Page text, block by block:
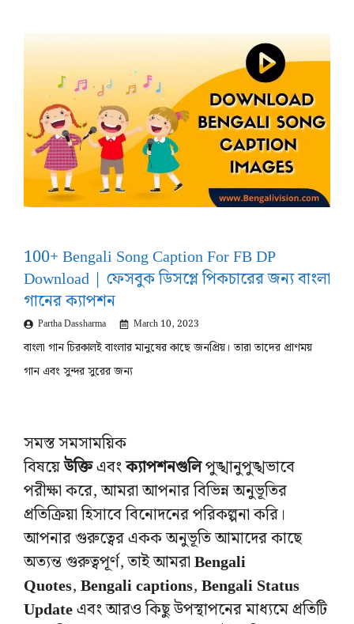
100+ Bengali Song Caption For FB DP
Download | ফেসবুক ডিসপ্লে পিকচারের জন্য বাংলা
গানের ক্যাপশন
Partha Dassharma March 10, 2023
বাংলা গান চিরকালই বাংলার মানুষের কাছে জনপ্রিয়। তারা তাদের প্রাণময়
গান এবং সুন্দর সুরের জন্য
সমস্ত সমসাময়িক
বিষয়েউক্তিএবংক্যাপশনগুলিপুঙ্খানুপুঙ্খভাবে
পরীক্ষা করে, আমরা আপনার বিভিন্ন অনুভূতির
প্রতিক্রিয়া হিসাবে বিনোদনের পরিকল্পনা করি।
আপনার গুরুত্বের একক অনুভূতি আমাদের কাছে
অত্যন্ত গুরুত্বপূর্ণ, তাই আমরাBengali
Quotes,Bengali captions,Bengali Status
Updateএবং আরও কিছু উপস্থাপনের মাধ্যমে প্রতিটি